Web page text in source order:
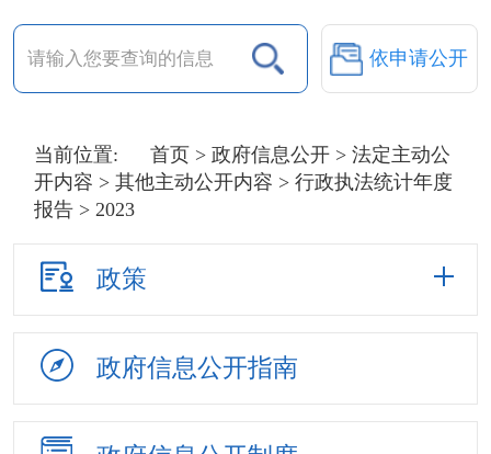
依申请公开
当前位置: 首页 > 政府信息公开> 法定主动公
开内容 >其他主动公开内容 >行政执法统计年度
报告 > 2023
政策
政府信息公开指南